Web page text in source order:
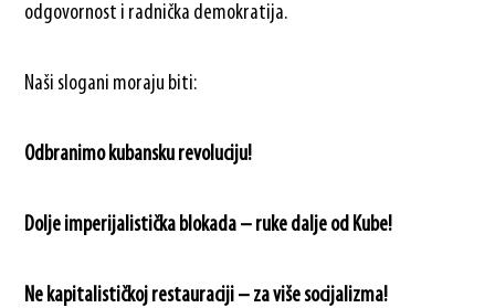
odgovornost i radnička demokratija.
Naši slogani moraju biti:
Odbranimo kubansku revoluciju!
Dolje imperijalistička blokada – ruke dalje od Kube!
Ne kapitalističkoj restauraciji – za više socijalizma!